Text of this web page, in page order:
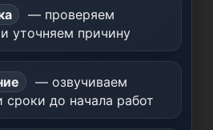
— проверяем
уточняем причину
— озвучиваем
сроки до начала работ